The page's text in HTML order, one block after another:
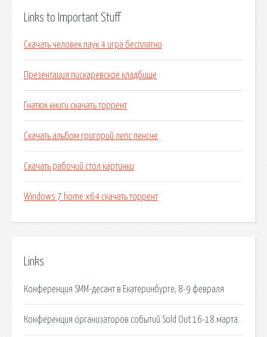
Links to Important Stuff
Скачать человек паук 4 игра бесплатно
Презентация пискаревское кладбище
Гнатюк книги скачать торрент
Скачать альбом григорий лепс пенсне
Скачать рабочий стол картинки
Windows 7 home x64 скачать торрент
Links
Конференция SMM-десант в Екатеринбурге, 8-9 февраля
Конференция организаторов событий Sold Out 16-18 марта.